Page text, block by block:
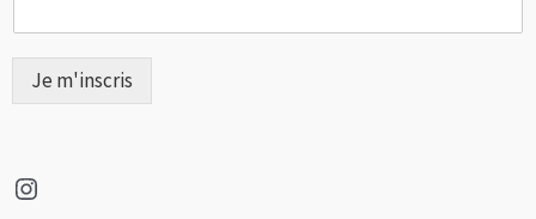
Je m'inscris
Instagram